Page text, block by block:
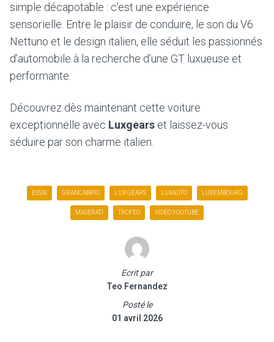
simple décapotable : c’est une expérience
sensorielle. Entre le plaisir de conduire, le son du V6
Nettuno et le design italien, elle séduit les passionnés
d’automobile à la recherche d’une GT luxueuse et
performante.
Découvrez dès maintenant cette voiture
exceptionnelle avec Luxgears et laissez-vous
séduire par son charme italien.
ESSAI GRANCABRIO LUX GEARS LUXAUTO LUXEMBOURG
MASERATI TROFEO VIDÉO YOUTUBE
Ecrit par
Teo Fernandez
Posté le
01 avril 2026